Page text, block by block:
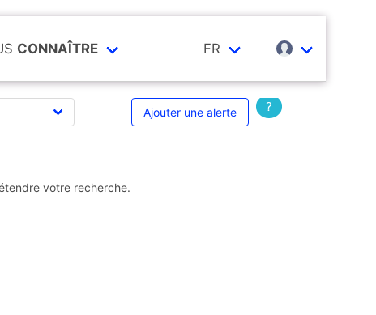
CONNAÎTRE FR
Ajouter une alerte ?
votre recherche.